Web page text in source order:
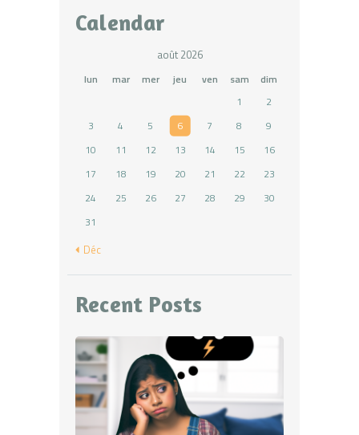
Calendar
août 2026
lun mar mer jeu ven sam
dim
1
2
3
4 5 6 7 8
9
10
11 12 13 14 15
16
17
18 19 20 21 22
23
24
25 26 27 28 29
30
31
« Déc
Recent Posts